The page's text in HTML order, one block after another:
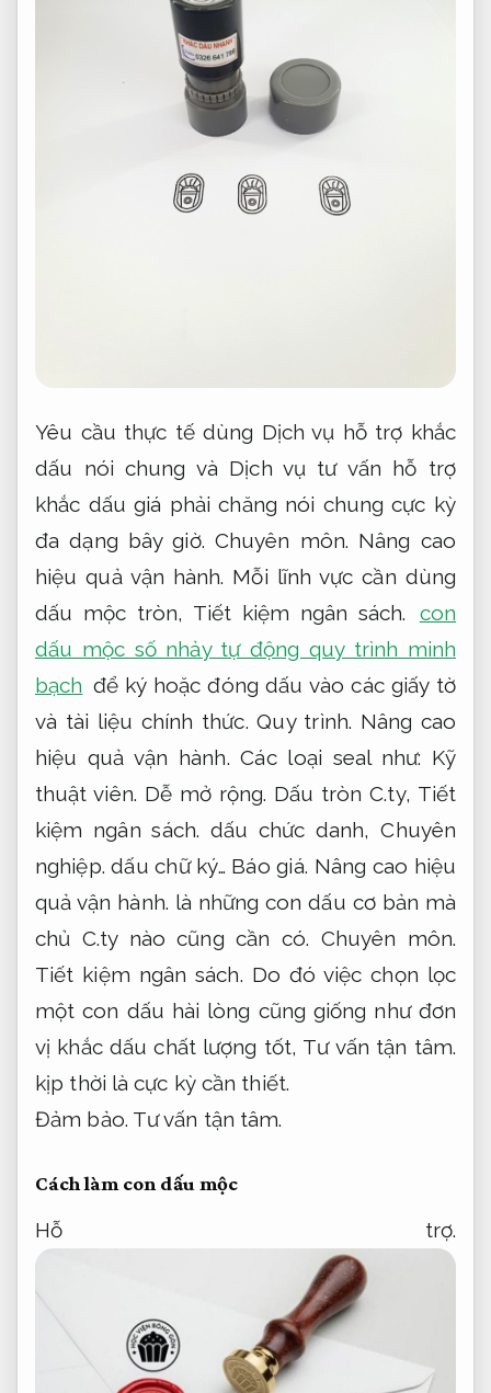
Yêu cầu thực tế dùng Dịch vụ hỗ trợ khắc
dấu nói chung và Dịch vụ tư vấn hỗ trợ
khắc dấu giá phải chăng nói chung cực kỳ
đa dạng bây giờ. Chuyên môn. Nâng cao
hiệu quả vận hành. Mỗi lĩnh vực cần dùng
dấu mộc tròn, Tiết kiệm ngân sách.
con
dấu mộc số nhảy tự động quy trình minh
bạch để ký hoặc đóng dấu vào các giấy tờ
và tài liệu chính thức.Quy trình. Nâng cao
hiệu quả vận hành. Các loại seal như: Kỹ
thuật viên. Dễ mở rộng. Dấu tròn C.ty, Tiết
kiệm ngân sách. dấu chức danh,Chuyên
nghiệp. dấu chữ ký… Báo giá. Nâng cao hiệu
quả vận hành. là những con dấu cơ bản mà
chủ C.ty nào cũng cần có. Chuyên môn.
Tiết kiệm ngân sách. Do đó việc chọn lọc
một con dấu hài lòng cũng giống như đơn
vị khắc dấu chất lượng tốt, Tư vấn tận tâm.
kịp thời là cực kỳ cần thiết.
Đảm bảo. Tư vấn tận tâm.
Cách làm con dấu mộc
Hỗ trợ.